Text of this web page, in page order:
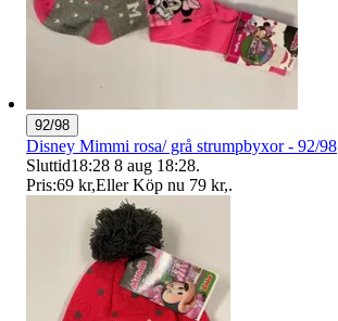
92/98
Disney Mimmi rosa/ grå strumpbyxor - 92/98
Sluttid18:28 8 aug 18:28.
Pris:69 kr,Eller Köp nu 79 kr,.